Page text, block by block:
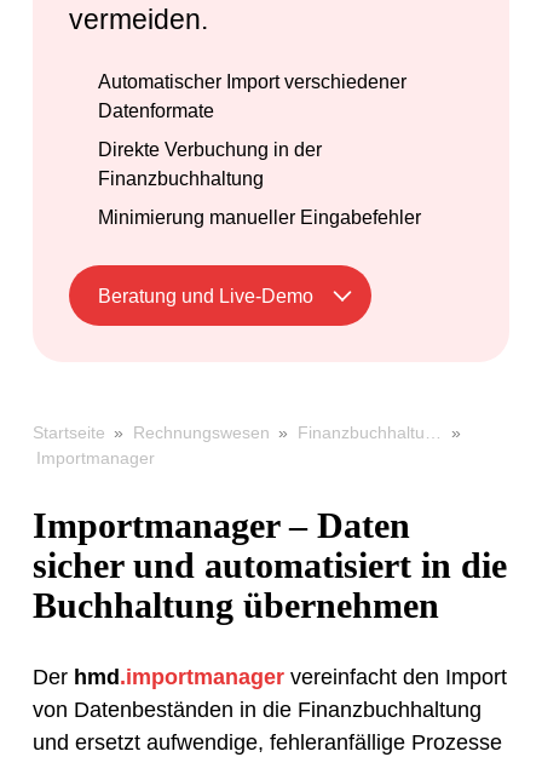
vermeiden.
Automatischer Import verschiedener
Datenformate
Direkte Verbuchung in der
Finanzbuchhaltung
Minimierung manueller Eingabefehler
Beratung und Live-Demo
Startseite » Rechnungswesen » Finanzbuchhaltung
»
Importmanager
Importmanager – Daten
sicher und automatisiert in die
Buchhaltung übernehmen
Der hmd .importmanagervereinfacht den Import
von Datenbeständen in die Finanzbuchhaltung
und ersetzt aufwendige, fehleranfällige Prozesse